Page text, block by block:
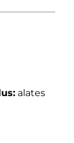
alates